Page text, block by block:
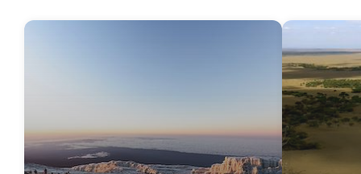
Voyage
Zanzibar